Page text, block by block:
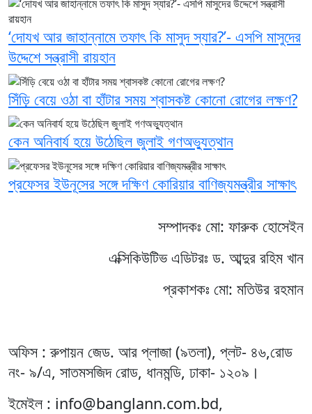
‘দোযখ আর জাহান্নামে তফাৎ কি মাসুদ স্যার?’- এসপি মাসুদের
উদ্দেশে সন্ত্রাসী রায়হান
সিঁড়ি বেয়ে ওঠা বা হাঁটার সময় শ্বাসকষ্ট কোনো রোগের লক্ষণ?
কেন অনিবার্য হয়ে উঠেছিল জুলাই গণঅভ্যুত্থান
প্রফেসর ইউনূসের সঙ্গে দক্ষিণ কোরিয়ার বাণিজ্যমন্ত্রীর সাক্ষাৎ
সম্পাদকঃ মো: ফারুক হোসেইন
এক্সিকিউটিভ এডিটরঃ ড. আব্দুর রহিম খান
প্রকাশকঃ মো: মতিউর রহমান
অফিস : রুপায়ন জেড. আর প্লাজা (৯তলা), প্লট- ৪৬,রোড
নং- ৯/এ, সাতমসজিদ রোড, ধানমন্ডি, ঢাকা- ১২০৯।
ইমেইল : info@banglann.com.bd,